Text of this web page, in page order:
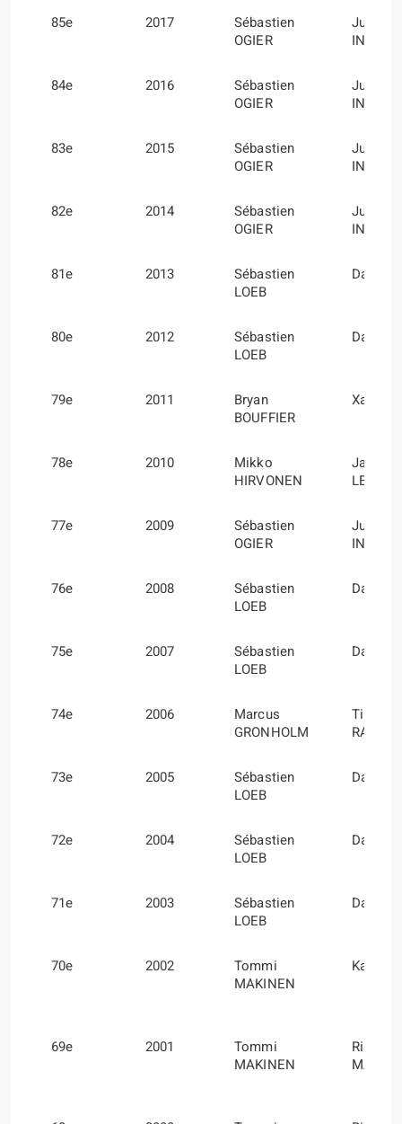
85e 2017
Sébastien
OGIER
Julien
84e 2016
Sébastien
OGIER
Julien
83e 2015
Sébastien
OGIER
Julien
82e 2014
Sébastien
OGIER
Julien
81e 2013
Sébastien
LOEB
Daniel
80e 2012
Sébastien
LOEB
Daniel
79e 2011
Bryan
BOUFFIER
Xavier
78e 2010
Mikko
HIRVONEN
Jarmo
77e 2009
Sébastien
OGIER
Julien
76e 2008
Sébastien
LOEB
Daniel
75e 2007
Sébastien
LOEB
Daniel
74e 2006
Marcus
GRONHOLM
Timo
73e 2005
Sébastien
LOEB
Daniel
72e 2004
Sébastien
LOEB
Daniel
71e 2003
Sébastien
LOEB
Daniel
70e 2002
Tommi
MAKINEN
Kaj
69e 2001
Tommi
MAKINEN
Risto